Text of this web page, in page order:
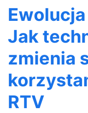
Jak
zmienia
RTV